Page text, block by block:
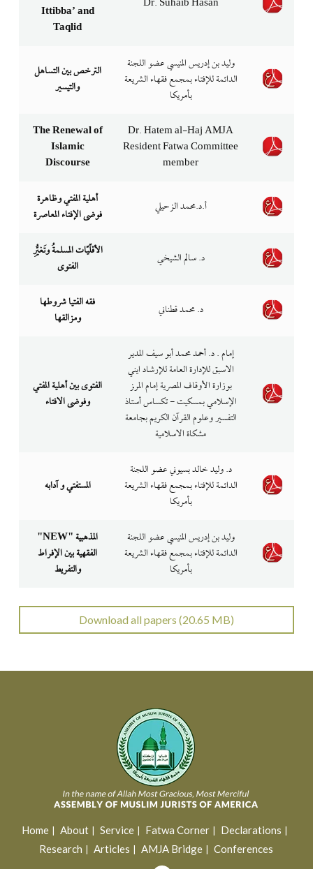
Ittibba’ and
Taqlid
Dr. Suhaib Hasan
الترخص بين التساهل
والتيسير
وليد بن إدريس المنيسي عضو اللجنة
الدائمة للإفتاء بمجمع فقهاء الشريعة
بأمريكا
The Renewal of
Islamic
Discourse
Dr. Hatem al-Haj AMJA
Resident Fatwa Committee
member
أهلية المفتي وظاهرة
فوضى الإفتاء المعاصرة أ.د.محمد الزحيلي
الأقلّيّات المسلمةُ وتَغيُّرِ
الفتوى د. سالم الشيخي
فقه الفتيا شروطها
ومزالقها د. محمد قطناني
الفتوى بين أهلية المفتي
وفوضى الافتاء
ﺇﻣﺎﻡ . ﺩ. ﺃﺣﻤﺪ ﻣﺤﻤﺪ ﺃﺑﻮ ﺳﻴﻒ اﻟﻤﺪﻳﺮ
اﻻﺳﺒﻖ ﻟﻺدارة اﻟﻌﺎﻣﺔ ﻟﻺرﺷﺎد اﻳﻨﻲ
ﺑﻮزارة اﻷوﻗﺎف اﻟﻤﺼﺮﻳﺔ إﻣﺎم اﻟﻤﺮﺰ
اﻹﺳﻼﻣﻲ ﺑﻤﺴﻜﻴﺖ - ﺗﻜﺴﺎس أﺳﺘﺎذ
التفسير وﻋﻠﻮم اﻟﻘﺮآن اﻟﻜﺮﻳﻢ ﺑﺠﺎﻣﻌﺔ
ﻣﺸﻜﺎة اﻻﺳﻼﻣﻴﺔ
المستفتي و آدابه
ﺩ. ﻭﻟﻴﺪ ﺧﺎﻟﺪ ﺑﺴﻴﻮﻧﻲ عضو اللجنة
الدائمة للإفتاء بمجمع فقهاء الشريعة
بأمريكا
"NEW" المذهبية
الفقهية بين الإفراط
والتفريط
وليد بن إدريس المنيسي عضو اللجنة
الدائمة للإفتاء بمجمع فقهاء الشريعة
بأمريكا
Download all papers (20.65 MB)
Home About Service Fatwa Corner
Declarations
Research
Articles AMJA Bridge Conferences